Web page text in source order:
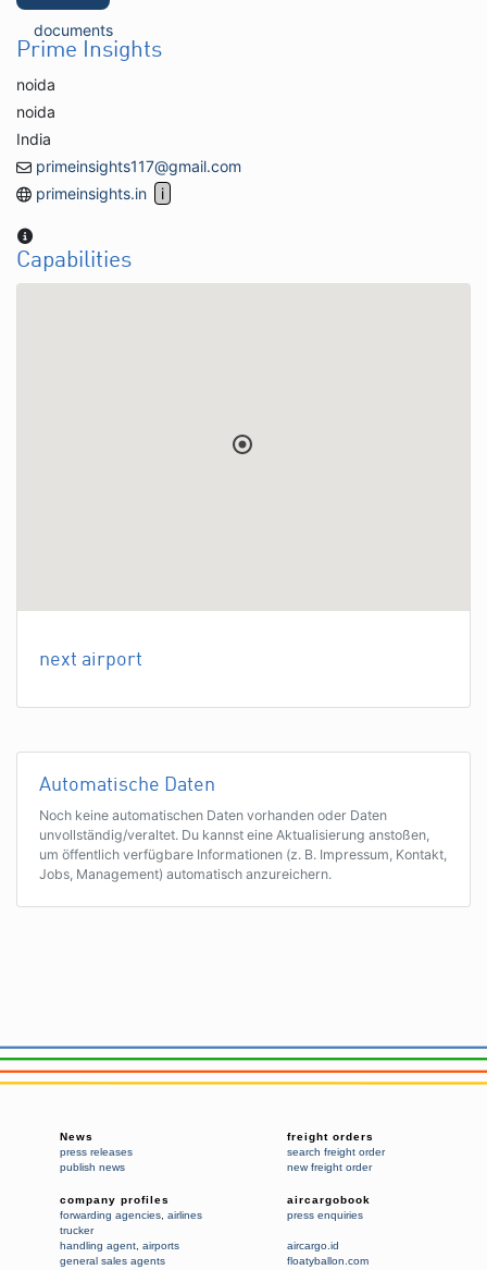
documents
Prime Insights
noida
noida
India
primeinsights117@gmail.com
primeinsights.in
Capabilities
next airport
Automatische Daten
Noch keine automatischen Daten vorhanden oder Daten
unvollständig/veraltet. Du kannst eine Aktualisierung anstoßen,
um öffentlich verfügbare Informationen (z. B. Impressum, Kontakt,
Jobs, Management) automatisch anzureichern.
News
press releases
publish news
freight orders
search freight order
new freight order
company profiles
forwarding agencies airlines
trucker
handling agent airports
general sales agents
aircargobook
press enquiries
aircargo.id
floatyballon.com